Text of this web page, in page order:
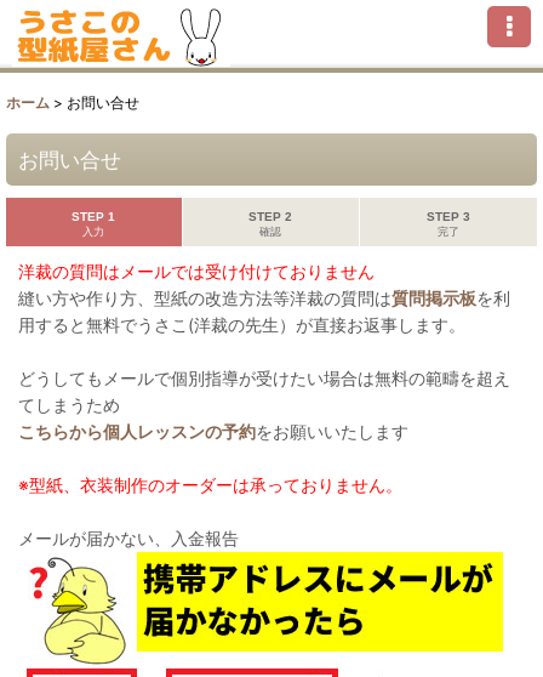
ホーム > お問い合せ
お問い合せ
STEP 1
入力
STEP 2
確認
STEP 3
完了
洋裁の質問はメールでは受け付けておりません
縫い方や作り方、型紙の改造方法等洋裁の質問は質問掲示板を利
用すると無料でうさこ(洋裁の先生）が直接お返事します。
どうしてもメールで個別指導が受けたい場合は無料の範疇を超え
てしまうため
こちらから個人レッスンの予約をお願いいたします
※型紙、衣装制作のオーダーは承っておりません。
メールが届かない、入金報告